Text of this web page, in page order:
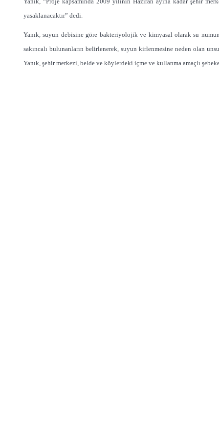
yasaklanacaktır” dedi.
Yanık, suyun debisine göre bakteriyolojik ve kimyasal olarak su
sakıncalı bulunanların belirlenerek, suyun kirlenmesine neden olan
Yanık, şehir merkezi, belde ve köylerdeki içme ve kullanma amaçlı